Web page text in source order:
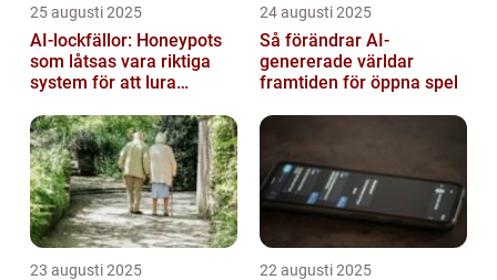
25 augusti 2025
AI-lockfällor: Honeypots
som låtsas vara riktiga
system för att lura
24 augusti 2025
Så förändrar AI-
genererade världar
framtiden för öppna spel
23 augusti 2025 22 augusti 2025